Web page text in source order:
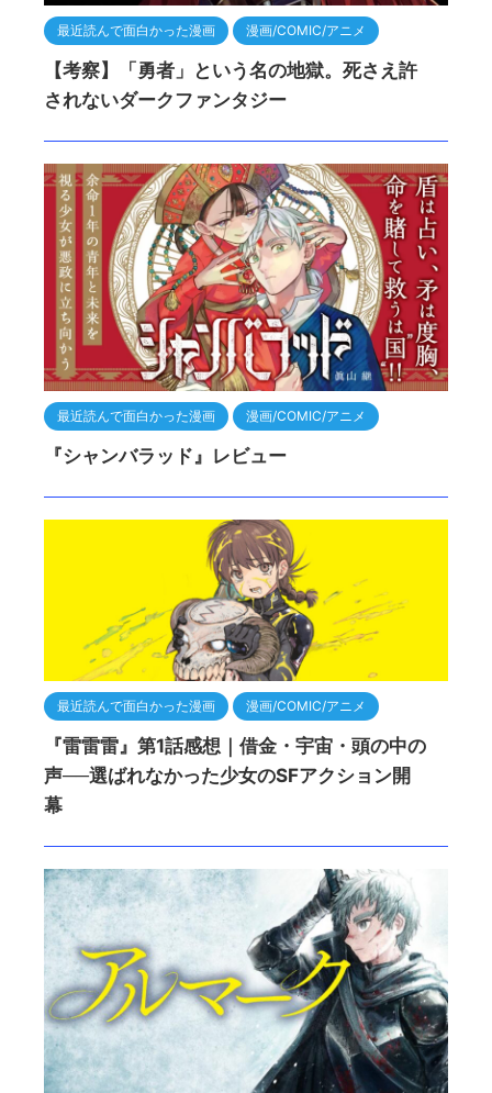
最近読んで面白かった漫画 漫画/COMIC/アニメ
【考察】「勇者」という名の地獄。死さえ許
されないダークファンタジー
最近読んで面白かった漫画 漫画/COMIC/アニメ
『シャンバラッド』レビュー
最近読んで面白かった漫画 漫画/COMIC/アニメ
『雷雷雷』第1話感想｜借金・宇宙・頭の中の
声──選ばれなかった少女のSFアクション開
幕